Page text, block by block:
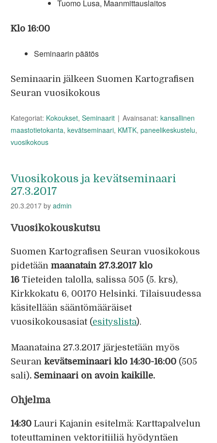
Tuomo Lusa, Maanmittauslaitos
Klo 16:00
Seminaarin päätös
Seminaarin jälkeen Suomen Kartografisen
Seuran vuosikokous
Kategoriat: Kokoukset,Seminaarit Avainsanat:kansallinen
maastotietokanta,kevätseminaari, KMTK,paneelikeskustelu,
vuosikokous
Vuosikokous ja kevätseminaari
27.3.2017
20.3.2017 byadmin
Vuosikokouskutsu
Suomen Kartografisen Seuran vuosikokous
pidetäänmaanatain 27.3.2017 klo
16Tieteiden talolla, salissa 505 (5. krs),
Kirkkokatu 6, 00170 Helsinki. Tilaisuudessa
käsitellään sääntömääräiset
vuosikokousasiat (esityslista).
Maanataina 27.3.2017 järjestetään myös
Seurankevätseminaari klo 14:30-16:00 (505
sali). Seminaari on avoin kaikille.
Ohjelma
14:30 Lauri Kajanin esitelmä: Karttapalvelun
toteuttaminen vektoritiiliä hyödyntäen